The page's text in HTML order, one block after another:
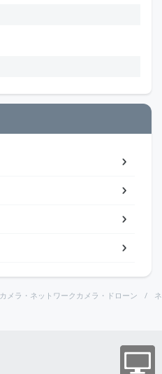
カメラ・ネットワークカメラ・ドローン